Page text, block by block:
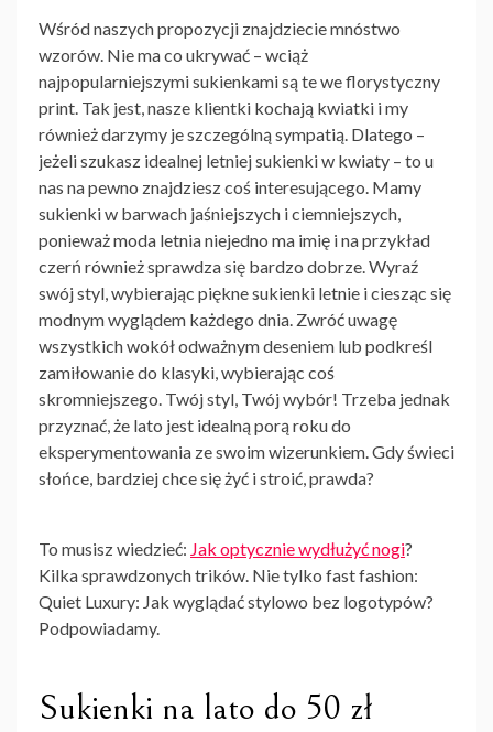
Wśród naszych propozycji znajdziecie mnóstwo
wzorów. Nie ma co ukrywać – wciąż
najpopularniejszymi sukienkami są te we florystyczny
print. Tak jest, nasze klientki kochają kwiatki i my
również darzymy je szczególną sympatią. Dlatego –
jeżeli szukasz idealnej letniej sukienki w kwiaty – to u
nas na pewno znajdziesz coś interesującego. Mamy
sukienkiw barwach jaśniejszych i ciemniejszych,
ponieważ moda letnia niejedno ma imię i na przykład
czerń również sprawdza się bardzo dobrze. Wyraź
swój styl, wybierając piękne sukienki letnie i ciesząc się
modnym wyglądem każdego dnia. Zwróć uwagę
wszystkich wokół odważnym deseniem lub podkreśl
zamiłowanie do klasyki, wybierając coś
skromniejszego. Twój styl, Twój wybór! Trzeba jednak
przyznać, że lato jest idealną porą roku do
eksperymentowania ze swoim wizerunkiem. Gdy świeci
słońce, bardziej chce się żyć i stroić, prawda?
To musisz wiedzieć: Jak optycznie wydłużyć nogi?
Kilka sprawdzonych trików. Nie tylko fast fashion:
Quiet Luxury: Jak wyglądać stylowo bez logotypów?
Podpowiadamy.
Sukienki na lato do 50 zł